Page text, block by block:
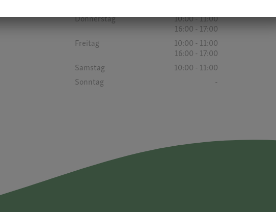
Donnerstag
10:00 - 11:00
16:00 - 17:00
Freitag
10:00 - 11:00
16:00 - 17:00
Samstag
10:00 - 11:00
Sonntag
-